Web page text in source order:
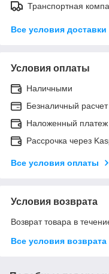
Транспортная
Все условия доставки
Условия оплаты
Наличными
Безналичный расчет
Наложенный платеж
Рассрочка через
Все условия оплаты
Условия возврата
Возврат товара в
Все условия возврата